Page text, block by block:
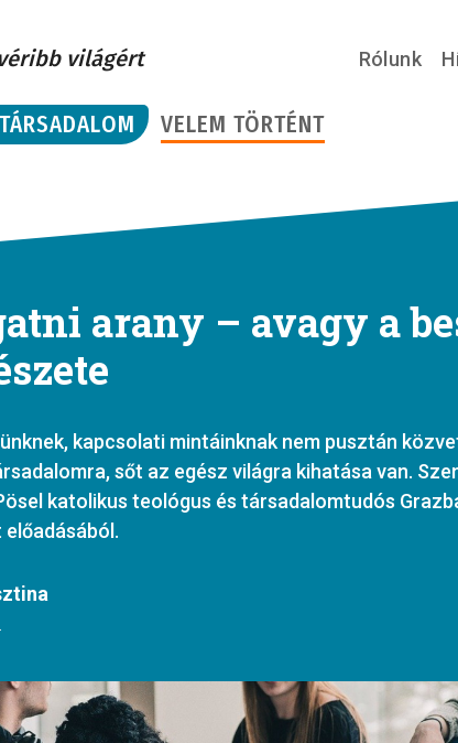
világért Rólunk
TÁRSADALOM VELEM TÖRTÉNT
arany – avagy a
kapcsolati mintáinknak nem pusztán
sőt az egész világra kihatása van.
katolikus teológus és társadalomtudós